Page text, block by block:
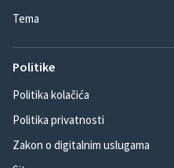
Tema
Politike
Politika kolačića
Politika privatnosti
Zakon o digitalnim uslugama